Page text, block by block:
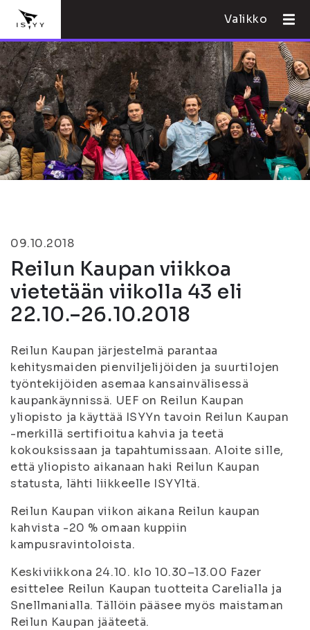
Valikko
09.10.2018
Reilun Kaupan viikkoa
vietetään viikolla 43 eli
22.10.–26.10.2018
Reilun Kaupan järjestelmä parantaa
kehitysmaiden pienviljelijöiden ja suurtilojen
työntekijöiden asemaa kansainvälisessä
kaupankäynnissä. UEF on Reilun Kaupan
yliopisto ja käyttää ISYYn tavoin Reilun Kaupan
-merkillä sertifioitua kahvia ja teetä
kokouksissaan ja tapahtumissaan. Aloite sille,
että yliopisto aikanaan haki Reilun Kaupan
statusta, lähti liikkeelle ISYYltä.
Reilun Kaupan viikon aikana Reilun kaupan
kahvista -20 % omaan kuppiin
kampusravintoloista.
Keskiviikkona 24.10. klo 10.30–13.00 Fazer
esittelee Reilun Kaupan tuotteita Carelialla ja
Snellmanialla. Tällöin pääsee myös maistaman
Reilun Kaupan jääteetä.